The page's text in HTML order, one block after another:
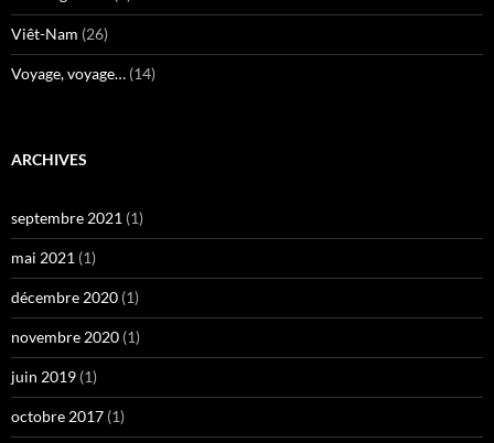
Viêt-Nam (26)
Voyage, voyage… (14)
ARCHIVES
septembre 2021 (1)
mai 2021 (1)
décembre 2020 (1)
novembre 2020 (1)
juin 2019 (1)
octobre 2017 (1)